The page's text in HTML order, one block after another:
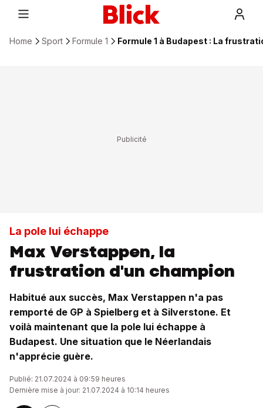
Home Sport Formule 1 Formule 1 à Budapest : La
La pole lui échappe
Max Verstappen, la
frustration d'un champion
Habitué aux succès, Max Verstappen n'a pas
remporté de GP à Spielberg et à Silverstone. Et
voilà maintenant que la pole lui échappe à
Budapest. Une situation que le Néerlandais
n'apprécie guère.
Publié: 21.07.2024 à 09:59 heures
Dernière mise à jour: 21.07.2024 à 10:14 heures